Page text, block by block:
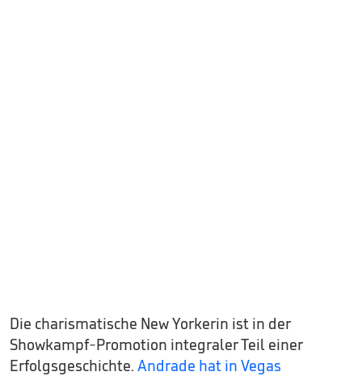
Die charismatische New Yorkerin ist in der
Showkampf-Promotion integraler Teil einer
Erfolgsgeschichte. Andrade hat in Vegas